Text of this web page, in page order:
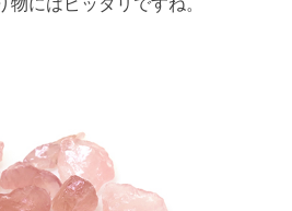
にはピッタリですね。